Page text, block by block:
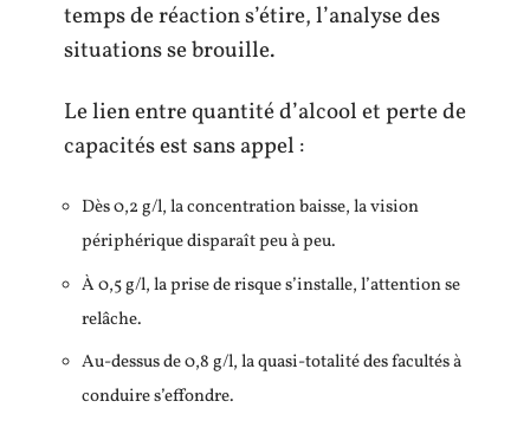
temps de réaction s’étire, l’analyse des
situations se brouille.
Le lien entre quantité d’alcool et perte de
capacités est sans appel :
Dès 0,2 g/l, la concentration baisse, la vision
périphérique disparaît peu à peu.
À 0,5 g/l, la prise de risque s’installe, l’attention se
relâche.
Au-dessus de 0,8 g/l, la quasi-totalité des facultés à
conduire s’effondre.